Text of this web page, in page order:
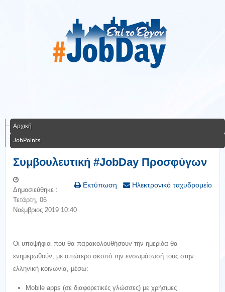
Αρχική
JobPoints
Συμβουλευτική #JobDay Προσφύγων
Εκτύπωση Ηλεκτρονικό ταχυδρομείο
Δημοσιεύθηκε :
Τετάρτη, 06
Νοέμβριος 2019 10:40
Οι υποψήφιοι που θα παρακολουθήσουν την ημερίδα θα
ενημερωθούν, με απώτερο σκοπό την ενσωμάτωσή τους στην
ελληνική κοινωνία, μέσω:
Μobile apps (σε διαφορετικές γλώσσες) με χρήσιμες